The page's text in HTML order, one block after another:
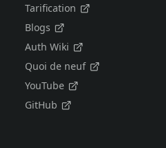
Tarification
Blogs
Auth Wiki
Quoi de neuf
YouTube
GitHub